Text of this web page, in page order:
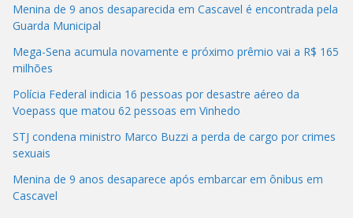
Menina de 9 anos desaparecida em Cascavel é encontrada pela
Guarda Municipal
Mega-Sena acumula novamente e próximo prêmio vai a R$ 165
milhões
Polícia Federal indicia 16 pessoas por desastre aéreo da
Voepass que matou 62 pessoas em Vinhedo
STJ condena ministro Marco Buzzi a perda de cargo por crimes
sexuais
Menina de 9 anos desaparece após embarcar em ônibus em
Cascavel